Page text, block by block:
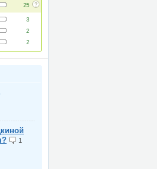
25 ?
3
2
2
1